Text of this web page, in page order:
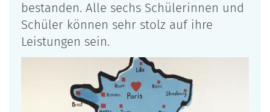
bestanden. Alle sechs Schülerinnen und
Schüler können sehr stolz auf ihre
Leistungen sein.